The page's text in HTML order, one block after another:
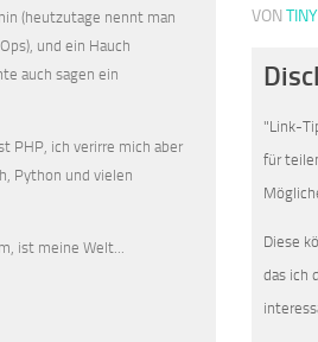
VON
"Link-
für
Diese
das ich
(heutzutage nennt man
und ein Hauch
auch sagen ein
PHP, ich verirre mich aber
Python und vielen
ist meine Welt...